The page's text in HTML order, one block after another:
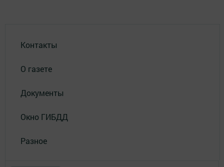
Контакты
О газете
Документы
Окно ГИБДД
Разное